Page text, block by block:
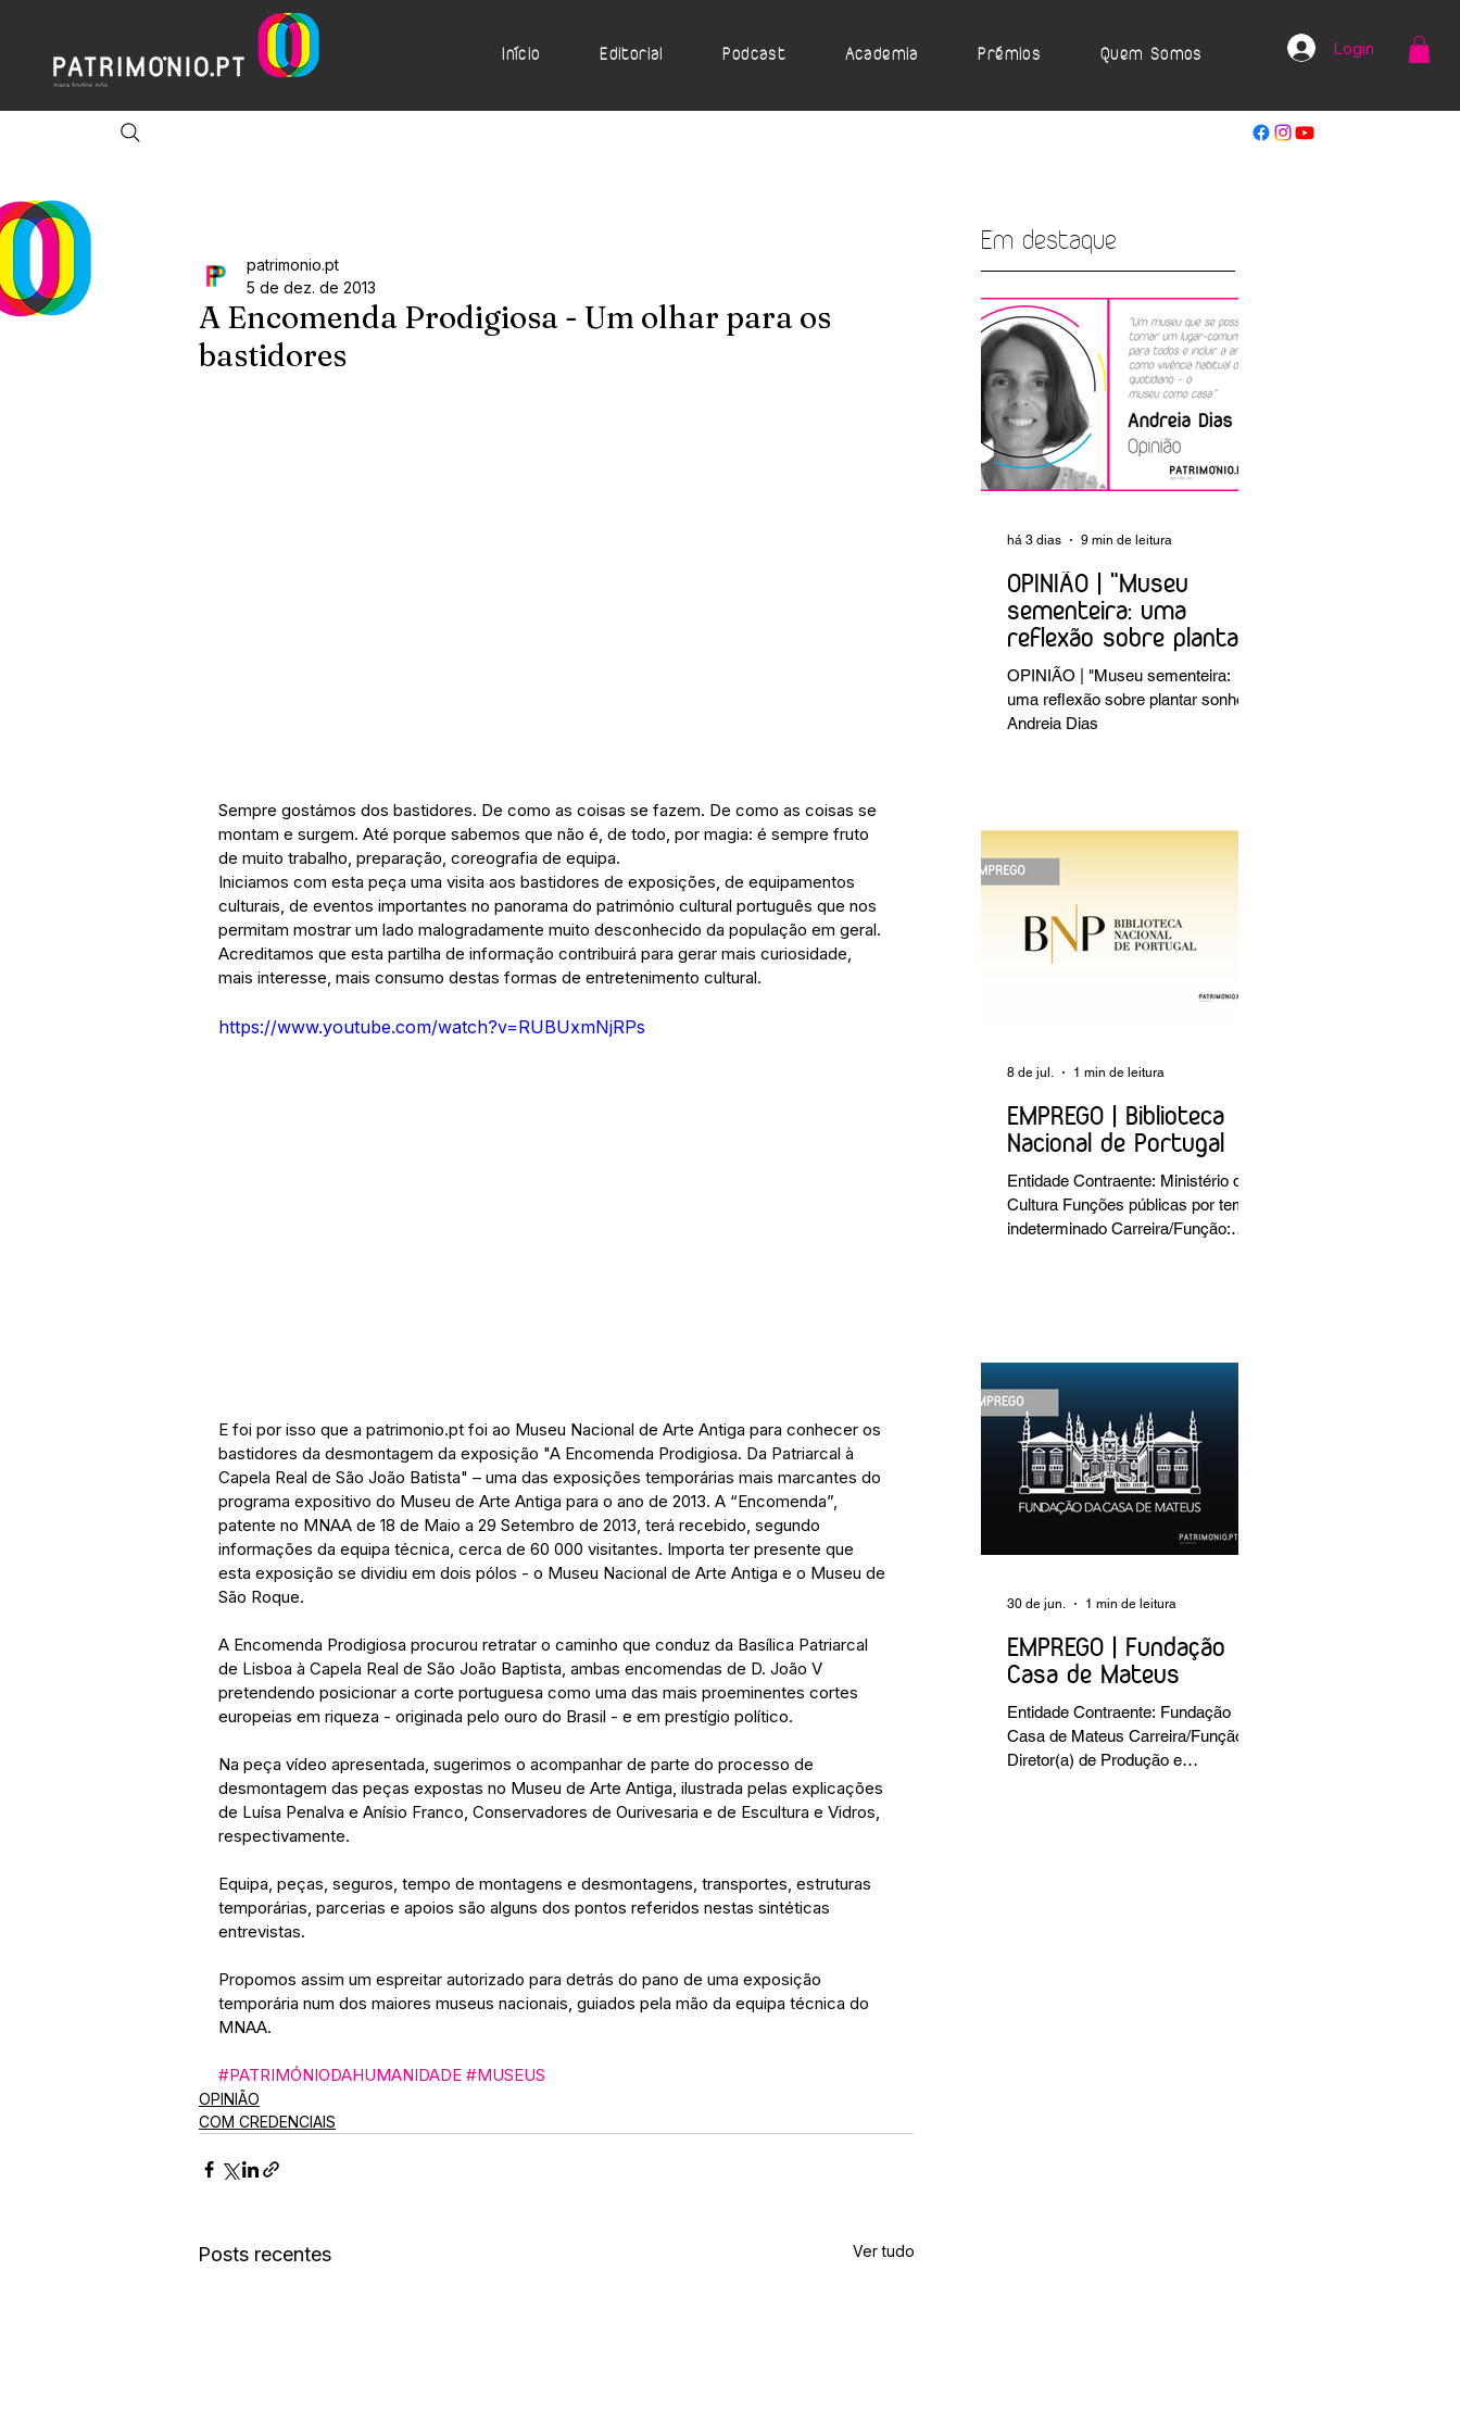
Início Editorial Podcast Academia Prémios Quem Somos Login
A Encomenda Prodigiosa - Um olhar para os
bastidores
patrimonio.pt
5 de dez. de 2013
Sempre gostámos dos bastidores. De como as coisas se fazem. De como as coisas se
montam e surgem. Até porque sabemos que não é, de todo, por magia: é sempre fruto
de muito trabalho, preparação, coreografia de equipa.
Iniciamos com esta peça uma visita aos bastidores de exposições, de equipamentos
culturais, de eventos importantes no panorama do património cultural português que nos
permitam mostrar um lado malogradamente muito desconhecido da população em geral.
Acreditamos que esta partilha de informação contribuirá para gerar mais curiosidade,
mais interesse, mais consumo destas formas de entretenimento cultural.
https://www.youtube.com/watch?v=RUBUxmNjRPs
E foi por isso que a patrimonio.pt foi ao Museu Nacional de Arte Antiga para conhecer os
bastidores da desmontagem da exposição "A Encomenda Prodigiosa. Da Patriarcal à
Capela Real de São João Batista" – uma das exposições temporárias mais marcantes do
programa expositivo do Museu de Arte Antiga para o ano de 2013. A “Encomenda”,
patente no MNAA de 18 de Maio a 29 Setembro de 2013, terá recebido, segundo
informações da equipa técnica, cerca de 60 000 visitantes. Importa ter presente que
esta exposição se dividiu em dois pólos - o Museu Nacional de Arte Antiga e o Museu de
São Roque.
A Encomenda Prodigiosa procurou retratar o caminho que conduz da Basílica Patriarcal
de Lisboa à Capela Real de São João Baptista, ambas encomendas de D. João V
pretendendo posicionar a corte portuguesa como uma das mais proeminentes cortes
europeias em riqueza - originada pelo ouro do Brasil - e em prestígio político.
Na peça vídeo apresentada, sugerimos o acompanhar de parte do processo de
desmontagem das peças expostas no Museu de Arte Antiga, ilustrada pelas explicações
de Luísa Penalva e Anísio Franco, Conservadores de Ourivesaria e de Escultura e Vidros,
respectivamente.
Equipa, peças, seguros, tempo de montagens e desmontagens, transportes, estruturas
temporárias, parcerias e apoios são alguns dos pontos referidos nestas sintéticas
entrevistas.
Propomos assim um espreitar autorizado para detrás do pano de uma exposição
temporária num dos maiores museus nacionais, guiados pela mão da equipa técnica do
MNAA.
#PATRIMÓNIODAHUMANIDADE #MUSEUS
OPINIÃO
COM CREDENCIAIS
Posts recentes Ver tudo
Em destaque
OPINIÃO | "Museu
sementeira: uma
reflexão sobre plantar
sonhos" Andreia Dias
OPINIÃO | "Museu sementeira:
uma reflexão sobre plantar sonhos"
Andreia Dias
há 3 dias 9 min de leitura
EMPREGO | Biblioteca
Nacional de Portugal
Entidade Contraente: Ministério da
Cultura Funções públicas por tempo
indeterminado Carreira/Função:
espécies bibliográficas
intervencionadas; execução dos
programas de conservação
preventiva; produção de fichas de
tratamento e registo fotográfico das
intervenções; apoio a exposições i
8 de jul. 1 min de leitura
EMPREGO | Fundação
Casa de Mateus
Entidade Contraente: Fundação
Casa de Mateus Carreira/Função:
Diretor(a) de Produção e
30 de jun. 1 min de leitura